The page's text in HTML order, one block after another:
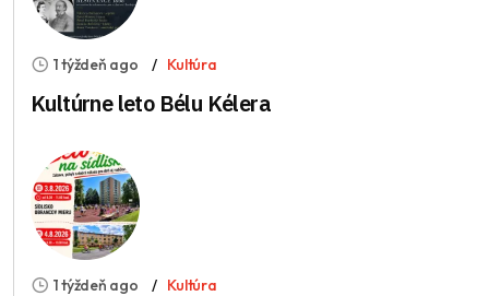
1 týždeň ago Kultúra
Kultúrne leto Bélu Kélera
1 týždeň ago Kultúra